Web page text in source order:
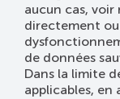
aucun cas,
directement
de données
Dans la limite
applicables, en